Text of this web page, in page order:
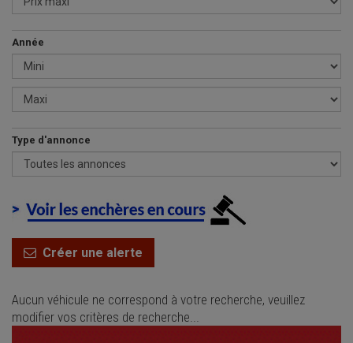
Année
Type d'annonce
Créer une alerte
Aucun véhicule ne correspond à votre recherche, veuillez
modifier vos critères de recherche...